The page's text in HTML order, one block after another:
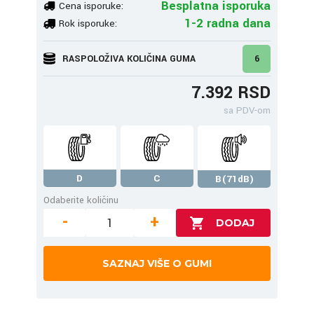
Cena isporuke: Besplatna isporuka
Rok isporuke: 1-2 radna dana
RASPOLOŽIVA KOLIČINA GUMA 6
7.392 RSD
sa PDV-om
D C
B(71dB)
Odaberite količinu
- +
SAZNAJ VIŠE O GUMI